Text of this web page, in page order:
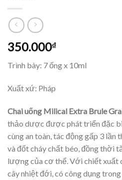
350.000₫
Trình bày: 7 ống x 10ml
Xuất xứ: Pháp
Chai uống Milical Extra Brule
thảo dược được phát triển đặc
cùng an toàn, tác động gấp 3 lần
và đốt cháy chất béo, đồng thời
lượng của cơ thể. Với chiết xuất
cây nhiệt đới, có công dụng